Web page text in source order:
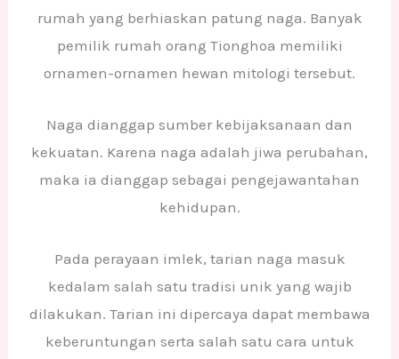
rumah yang berhiaskan patung naga. Banyak
pemilik rumah orang Tionghoa memiliki
ornamen-ornamen hewan mitologi tersebut.
Naga dianggap sumber kebijaksanaan dan
kekuatan. Karena naga adalah jiwa perubahan,
maka ia dianggap sebagai pengejawantahan
kehidupan.
Pada perayaan imlek, tarian naga masuk
kedalam salah satu tradisi unik yang wajib
dilakukan. Tarian ini dipercaya dapat membawa
keberuntungan serta salah satu cara untuk